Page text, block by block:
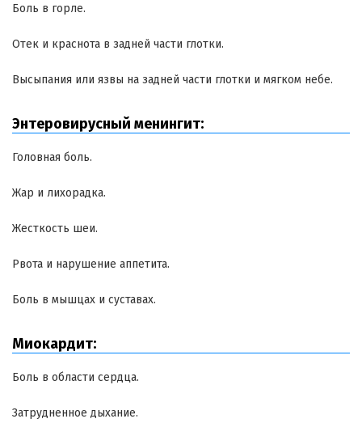
Боль в горле.
Отек и краснота в задней части глотки.
Высыпания или язвы на задней части глотки и мягком небе.
Энтеровирусный менингит:
Головная боль.
Жар и лихорадка.
Жесткость шеи.
Рвота и нарушение аппетита.
Боль в мышцах и суставах.
Миокардит:
Боль в области сердца.
Затрудненное дыхание.